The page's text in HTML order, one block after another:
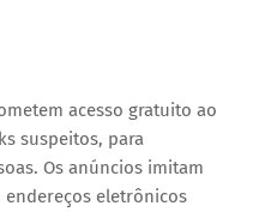
acesso gratuito ao
suspeitos, para
Os anúncios imitam
eletrônicos